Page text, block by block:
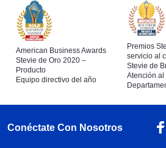
American Business Awards
Stevie de Oro 2020 –
Producto
Equipo directivo del año
Premios
servicio al
Stevie de
Atención al
Conéctate Con Nosotros